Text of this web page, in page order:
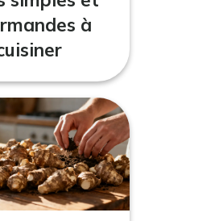
à